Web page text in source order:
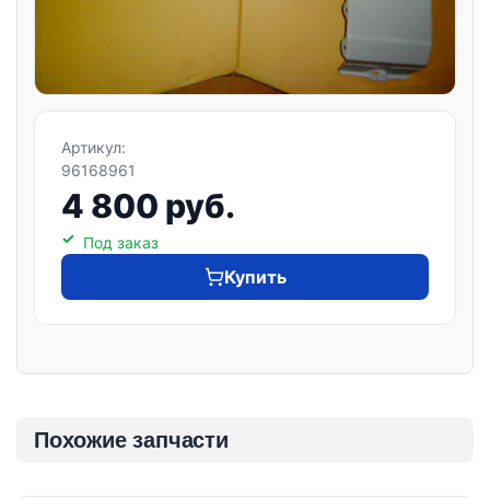
Артикул:
96168961
4 800 руб.
Под заказ
Купить
Похожие запчасти